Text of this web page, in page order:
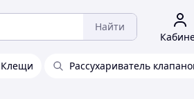
Найти
Клещи Рассухариватель